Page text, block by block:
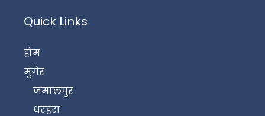
Quick Links
होम
मुंगेर
जमालपुर
धरहरा